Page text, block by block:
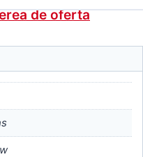
de oferta